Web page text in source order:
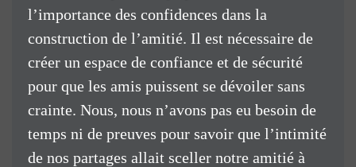
l’importance des confidences dans la
construction de l’amitié. Il est nécessaire de
créer un espace de confiance et de sécurité
pour que les amis puissent se dévoiler sans
crainte. Nous, nous n’avons pas eu besoin de
temps ni de preuves pour savoir que l’intimité
de nos partages allait sceller notre amitié à